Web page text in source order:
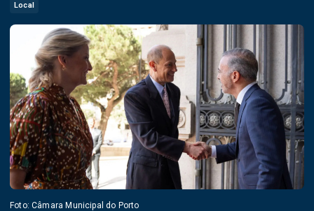
Local
Foto: Câmara Municipal do Porto